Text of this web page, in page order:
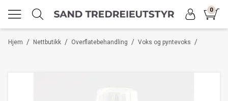
0
/
Hjem /
Nettbutikk /
Overflatebehandling /
Voks og pyntevoks